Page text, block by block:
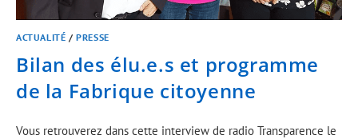
ACTUALITÉ /PRESSE
Bilan des élu.e.s et programme
de la Fabrique citoyenne
Vous retrouverez dans cette interview de radio Transparence le